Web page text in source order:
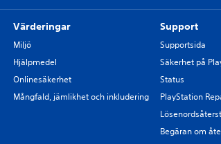
Värderingar
Miljö
Hjälpmedel
Onlinesäkerhet
Mångfald, jämlikhet och inkludering
Support
Supportsida
Säkerhet på
Status
PlayStation
Begäran om